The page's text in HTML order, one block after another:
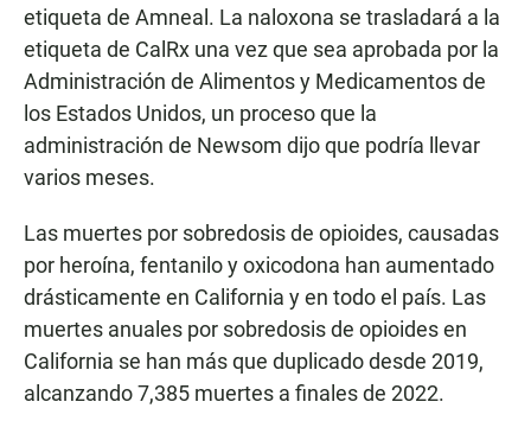
etiqueta de Amneal. La naloxona se trasladará a la
etiqueta de CalRx una vez que sea aprobada por la
Administración de Alimentos y Medicamentos de
los Estados Unidos, un proceso que la
administración de Newsom dijo que podría llevar
varios meses.
Las muertes por sobredosis de opioides, causadas
por heroína, fentanilo y oxicodona han aumentado
drásticamente en California y en todo el país. Las
muertes anuales por sobredosis de opioides en
California se han más que duplicado desde 2019,
alcanzando 7,385 muertes a finales de 2022.